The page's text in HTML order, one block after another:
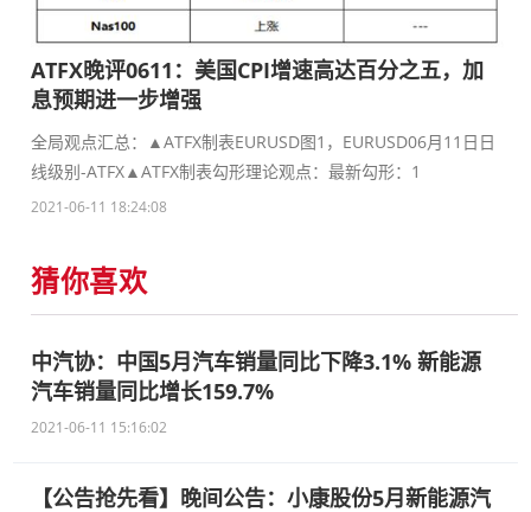
ATFX晚评0611：美国CPI增速高达百分之五，加
息预期进一步增强
全局观点汇总：▲ATFX制表EURUSD图1，EURUSD06月11日日
线级别-ATFX▲ATFX制表勾形理论观点：最新勾形：1
2021-06-11 18:24:08
猜你喜欢
中汽协：中国5月汽车销量同比下降3.1% 新能源
汽车销量同比增长159.7%
2021-06-11 15:16:02
【公告抢先看】晚间公告：小康股份5月新能源汽